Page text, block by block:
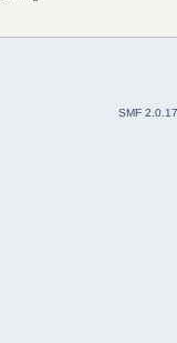
SMF 2.0.17